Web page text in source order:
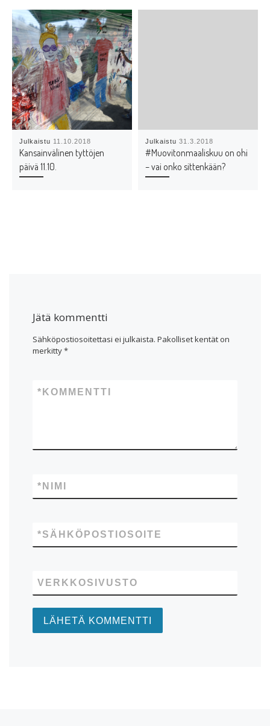
Julkaistu 11.10.2018
Kansainvälinen tyttöjen
päivä 11.10.
Julkaistu31.3.2018
#Muovitonmaaliskuu on ohi
– vai onko sittenkään?
Jätä kommentti
Sähköpostiosoitettasi ei julkaista. Pakolliset kentät on
merkitty*
KOMMENTTI
*
NIMI
*
SÄHKÖPOSTIOSOITE
*
VERKKOSIVUSTO